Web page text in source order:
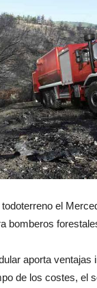
el
bomberos
aporta ventajas
de los costes, el